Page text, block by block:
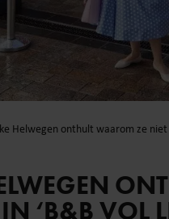
Helwegen onthult waarom ze niet
‘B&B VOL